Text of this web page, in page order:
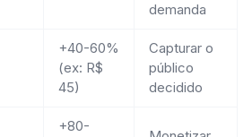
demanda
+40-60%
(ex: R$
45)
Capturar o
público
decidido
+80-